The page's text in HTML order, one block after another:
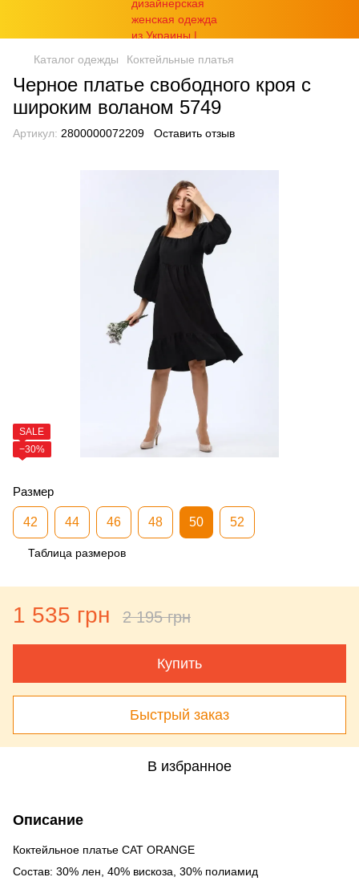
Каталог одежды Коктейльные платья
Черное платье свободного кроя с
широким воланом 5749
Артикул: 2800000072209 Оставить отзыв
SALE
−30%
Размер
42 44 46 48 50 52
Таблица размеров
1 535 грн 2 195 грн
Купить
Быстрый заказ
В избранное
Описание
Коктейльное платье CAT ORANGE
Состав: 30% лен, 40% вискоза, 30% полиамид